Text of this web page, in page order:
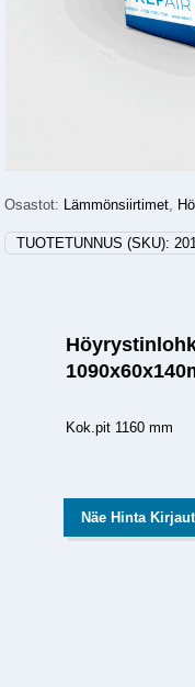
Osastot: Lämmönsiirtimet,
TUOTETUNNUS (SKU):
Kok.pit 1160 mm
Näe Hinta